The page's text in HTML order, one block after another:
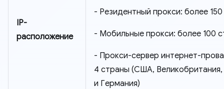
IP-
расположение
- Резидентный прокси: более
- Мобильные прокси: более 100
- Прокси-сервер интернет-
4 страны (США,
и Германия)